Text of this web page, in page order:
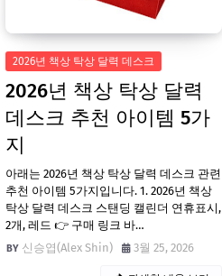
2026년 책상 탁상 달력 데스크
2026년 책상 탁상 달력
데스크 추천 아이템 5가
지
아래는 2026년 책상 탁상 달력 데스크 관련
추천 아이템 5가지입니다. 1. 2026년 책상
탁상 달력 데스크 스탠딩 캘린더 연휴표시,
2개, 레드 👉 구매 링크 바…
신승엽(Alex Shin)
3월 25, 2026